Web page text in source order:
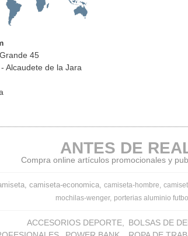
45
Alcaudete de la Jara
ANTES DE
Compra online artículos promocionales y
camiseta-economica camiseta-hombre
mochilas-wenger porterias aluminio
ACCESORIOS DEPORTE BOLSAS DE